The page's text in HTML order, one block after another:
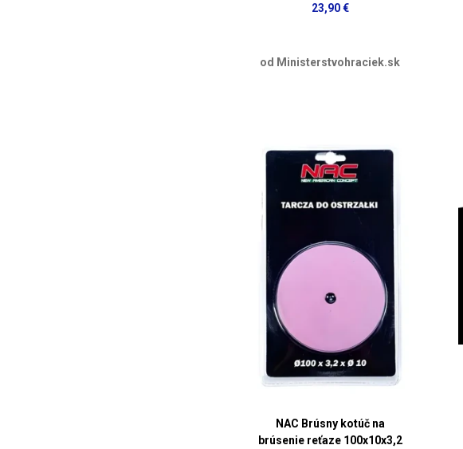
23,90 €
od Ministerstvohraciek.sk
NAC Brúsny kotúč na
brúsenie reťaze 100x10x3,2